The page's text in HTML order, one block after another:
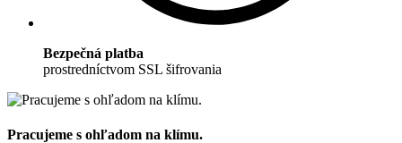
Bezpečná platba
prostredníctvom SSL šifrovania
Pracujeme s ohľadom na klímu.